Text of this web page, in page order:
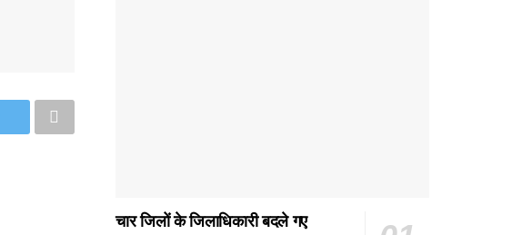
चार जिलों के जिलाधिकारी बदले गए